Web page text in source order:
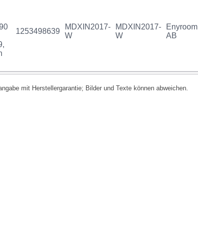
1253498639
MDXIN2017-
W
MDXIN2017-
W
Enyroom
AB
mit Herstellergarantie; Bilder und Texte können abweichen.